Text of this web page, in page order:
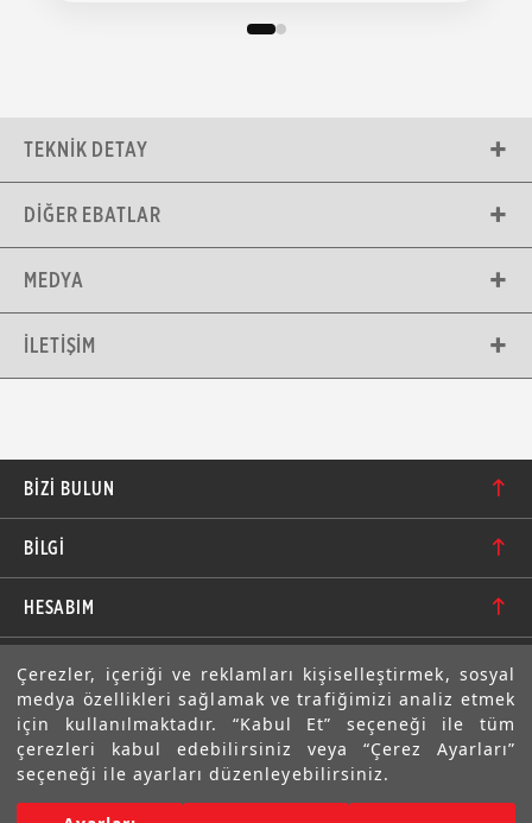
Çerezler, içeriği ve reklamları kişiselleştirmek, sosyal
medya özellikleri sağlamak ve trafiğimizi analiz etmek
için kullanılmaktadır. “Kabul Et” seçeneği ile tüm
çerezleri kabul edebilirsiniz veya “Çerez Ayarları”
seçeneği ile ayarları düzenleyebilirsiniz.
TEKNIK DETAY
DIĞER EBATLAR
MEDYA
İLETIŞIM
BIZI BULUN
bilgi@motolastik.com
+90 549 549 66 86
+90 232 462 08 42
BİLGİ
Banka Hesap Numaraları
Teknik Bilgi
Sıkça Sorulan Sorular
Gizlilik Bildirimi ve Güvenlik
HESABIM
Siparişler
Adresler
Üyelik Bilgilerim
E-BÜLTEN
Abone olarak aramıza katılın. Avantajlardan ve indirimlerden
ilk sizin haberiniz olsun!